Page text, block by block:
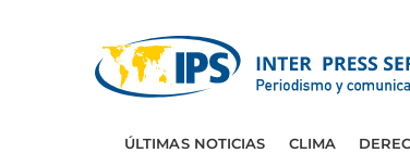
ÚLTIMAS NOTICIAS CLIMA